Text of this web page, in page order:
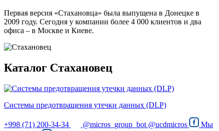
Первая версия «Стахановца» была выпущена в Донецке в
2009 году. Сегодня у компании более 4 000 клиентов и два
офиса – в Москве и Киеве.
Каталог Стахановец
Системы предотвращения утечки данных (DLP)
+998 (71) 200-34-34 @micros_group_bot @ucdmicros
Мы